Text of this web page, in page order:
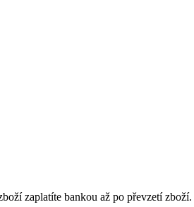
zaplatíte bankou až po převzetí zboží.